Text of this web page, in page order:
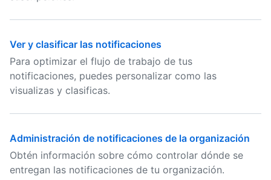
Ver y clasificar las notificaciones
Para optimizar el flujo de trabajo de tus
notificaciones, puedes personalizar como las
visualizas y clasificas.
Administración de notificaciones de la organización
Obtén información sobre cómo controlar dónde se
entregan las notificaciones de tu organización.